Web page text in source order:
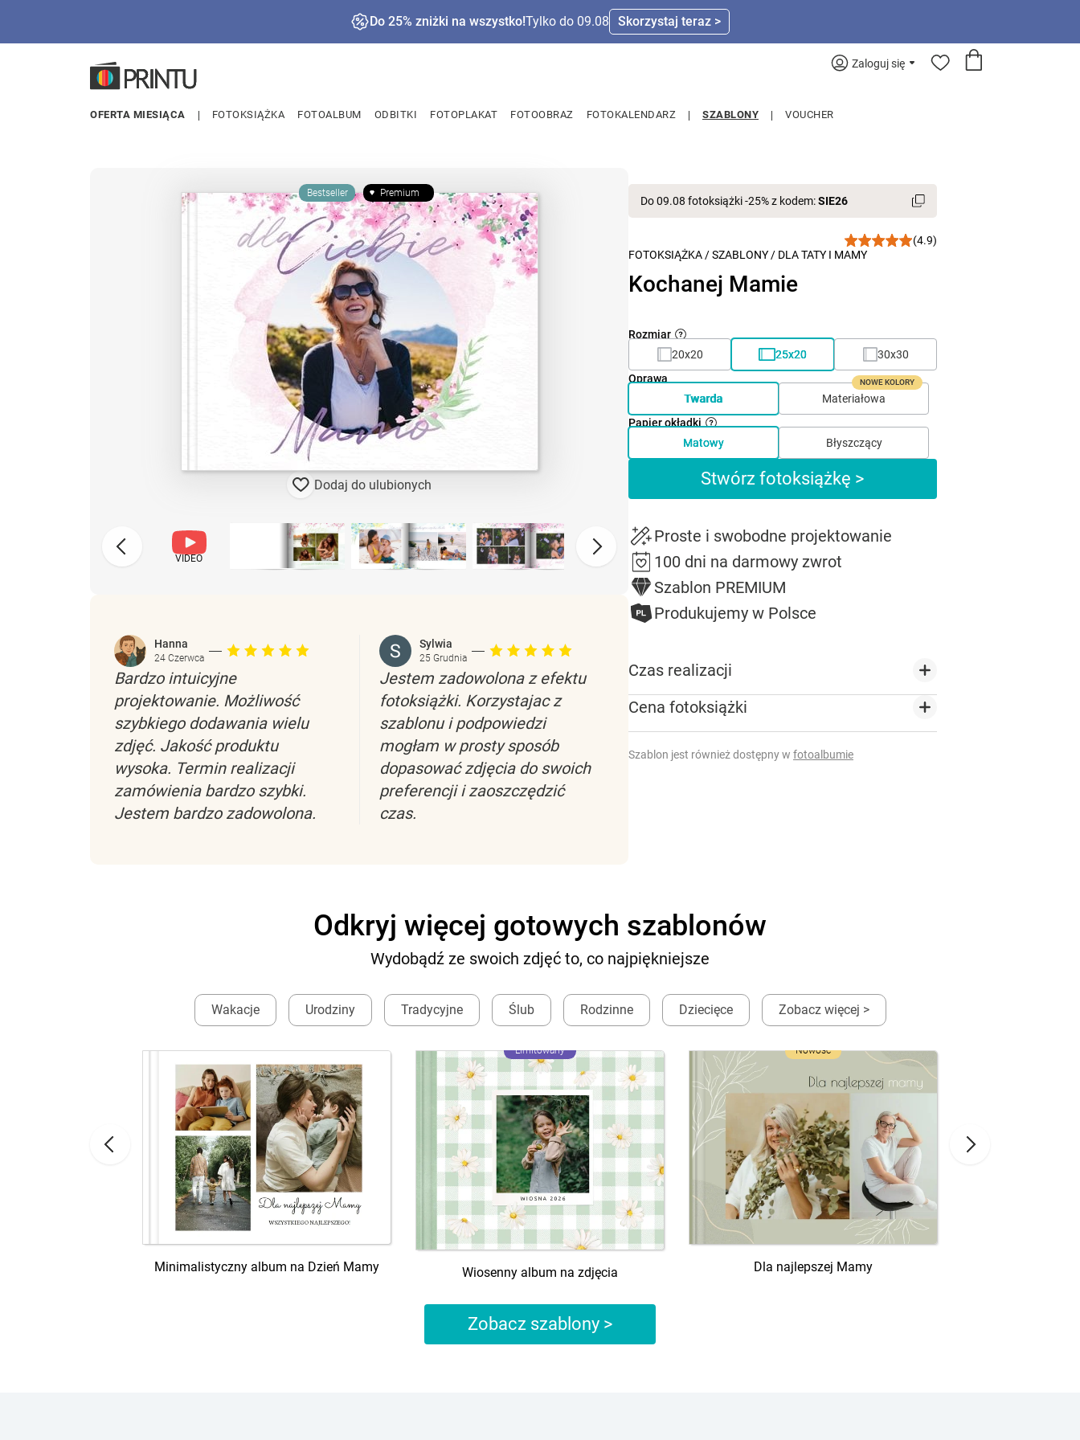
Do 25% zniżki na wszystko!Tylko do 09.08 Skorzystaj teraz >
Zaloguj się
OFERTA MIESIĄCA FOTOKSIĄŻKA FOTOALBUM ODBITKI FOTOPLAKAT FOTOOBRAZ FOTOKALENDARZ SZABLONY VOUCHER
Bestseller Premium
Dodaj do ulubionych
VIDEO
Hanna
24 Czerwca
Bardzo intuicyjne
projektowanie. Możliwość
szybkiego dodawania wielu
zdjęć. Jakość produktu
wysoka. Termin realizacji
zamówienia bardzo szybki.
Jestem bardzo zadowolona.
Sylwia
25 Grudnia
Jestem zadowolona z efektu
fotoksiążki. Korzystajac z
szablonu i podpowiedzi
mogłam w prosty sposób
dopasować zdjęcia do swoich
preferencji i zaoszczędzić
czas.
Do 09.08 fotoksiążki -25% z kodem:SIE26
FOTOKSIĄŻKA /SZABLONY / DLA TATY I MAMY
(4.9)
Kochanej Mamie
Rozmiar
20x20
25x20
30x30
Oprawa
Twarda
Materiałowa
NOWE KOLORY
Papier okładki
Matowy
Błyszczący
Stwórz fotoksiążkę >
Proste i swobodne projektowanie
100 dni na darmowy zwrot
Szablon PREMIUM
Produkujemy w Polsce
Czas realizacji
Cena fotoksiążki
Szablon jest również dostępny w fotoalbumie
Odkryj więcej gotowych szablonów
Wydobądź ze swoich zdjęć to, co najpiękniejsze
Wakacje Urodziny Tradycyjne Ślub Rodzinne Dziecięce Zobacz więcej >
Minimalistyczny album na Dzień Mamy
Limitowany
Wiosenny album na zdjęcia
Nowość
Dla najlepszej Mamy
Zobacz szablony >